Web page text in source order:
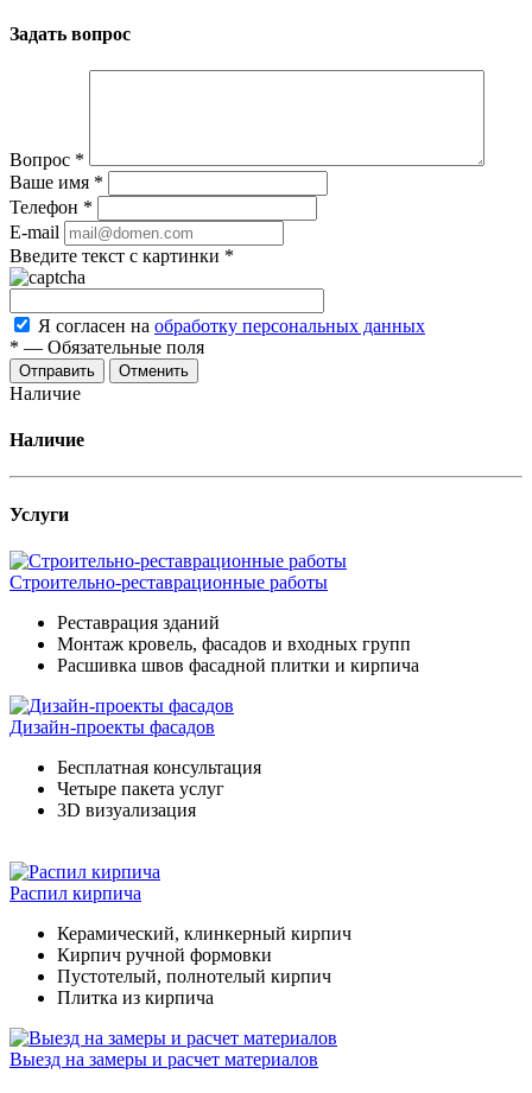
Задать вопрос
Вопрос *
Ваше имя *
Телефон *
E-mail
Введите текст с картинки *
Я согласен на обработку персональных данных
* — Обязательные поля
Отменить
Наличие
Наличие
Услуги
Строительно-реставрационные работы
Реставрация зданий
Монтаж кровель, фасадов и входных групп
Расшивка швов фасадной плитки и кирпича
Дизайн-проекты фасадов
Бесплатная консультация
Четыре пакета услуг
3D визуализация
Распил кирпича
Керамический, клинкерный кирпич
Кирпич ручной формовки
Пустотелый, полнотелый кирпич
Плитка из кирпича
Выезд на замеры и расчет материалов